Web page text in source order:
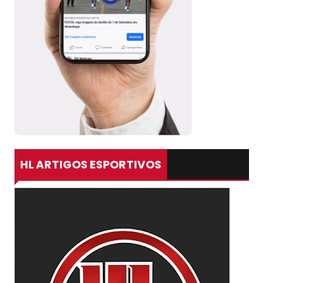
HL ARTIGOS ESPORTIVOS